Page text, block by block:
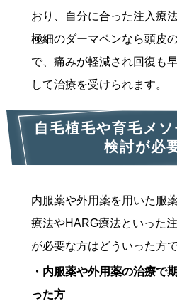
おり、自分に合った注入療
極細のダーマペンなら頭皮
で、痛みが軽減され回復も
して治療を受けられます。
自毛植毛や育毛メ
検討が必
内服薬や外用薬を用いた服
療法やHARG療法といった
が必要な方はどういった方
・内服薬や外用薬の治療で
った方